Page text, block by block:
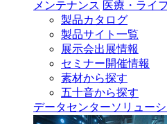
メンテナンス 医療・ライ
製品カタログ
製品サイト一覧
展示会出展情報
セミナー開催情報
素材から探す
五十音から探す
データセンターソリュー